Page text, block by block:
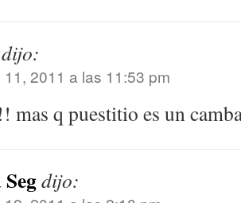
dijo:
2011 a las 11:53 pm
mas q puestitio es un
dijo: